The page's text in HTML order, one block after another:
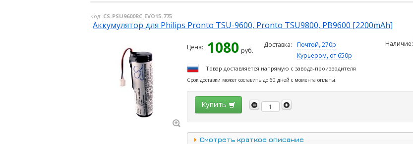
Код: CS-PSU9600RC_EVO15-775
Аккумулятор для Philips Pronto TSU-9600, Pronto TSU9800, PB9600 [2200mAh]
Цена: 1080 руб.
Доставка:
Почтой, 270р
Курьером, от 650р
Наличие:
Товар доставляется напрямую с завода-производителя
Срок доставки может составить до 60 дней с момента оплаты.
Купить
Смотреть краткое описание